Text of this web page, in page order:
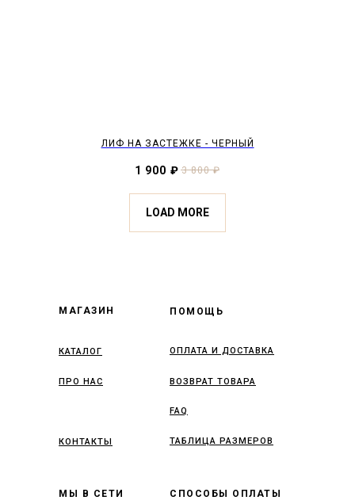
ЛИФ НА ЗАСТЕЖКЕ - ЧЕРНЫЙ
1 900 ₽ 3 800 ₽
LOAD MORE
МАГАЗИН ПОМОЩЬ
ОПЛАТА И ДОСТАВКА
ВОЗВРАТ ТОВАРА
FAQ
ТАБЛИЦА РАЗМЕРОВ
МЫ В СЕТИ СПОСОБЫ ОПЛАТЫ
КОНТАКТЫ
ПРО НАС
КАТАЛОГ